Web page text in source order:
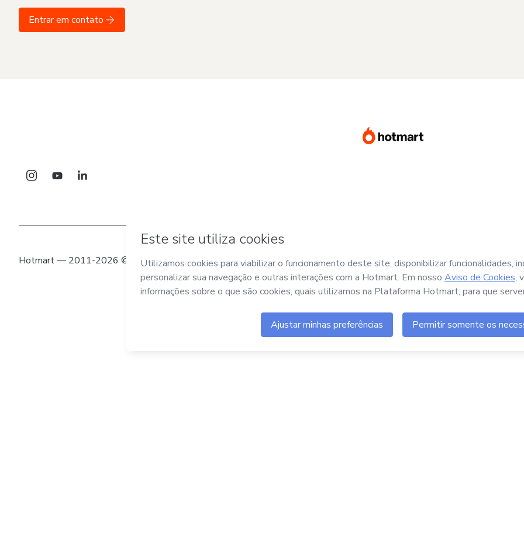
Entrar em contato
Hotmart — 2011-2026 © Todos os direitos reservados